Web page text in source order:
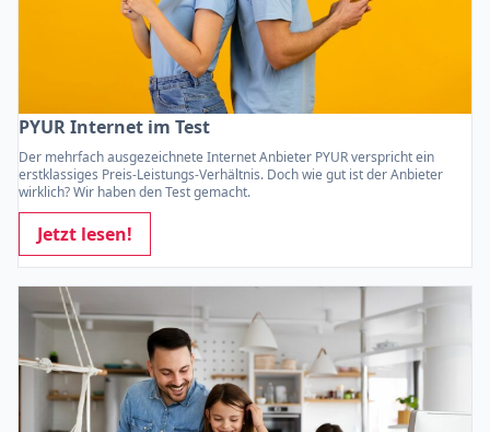
PYUR Internet im Test
Der mehrfach ausgezeichnete Internet Anbieter PYUR verspricht ein
erstklassiges Preis-Leistungs-Verhältnis. Doch wie gut ist der Anbieter
wirklich? Wir haben den Test gemacht.
Jetzt lesen!